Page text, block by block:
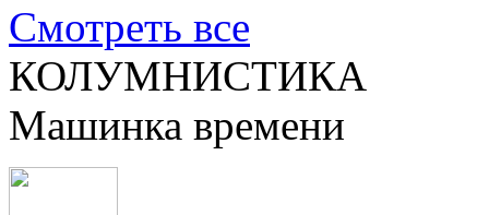
Смотреть все
КОЛУМНИСТИКА
Машинка времени